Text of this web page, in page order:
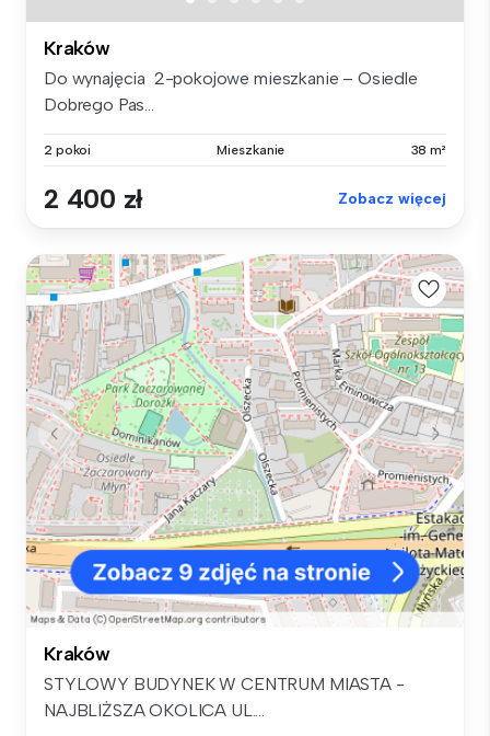
Kraków
Do wynajęcia 2-pokojowe mieszkanie – Osiedle
Dobrego Pas...
2 pokoi Mieszkanie 38 m²
2 400 zł Zobacz więcej
Kraków
STYLOWY BUDYNEK W CENTRUM MIASTA -
NAJBLIŻSZA OKOLICA UL....